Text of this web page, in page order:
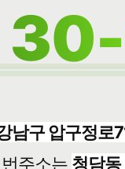
남구 압구정로
주소는 청담